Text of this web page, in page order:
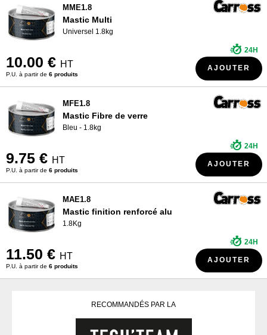
MME1.8
Mastic Multi
Universel 1.8kg
10.00 € HT
P.U. à partir de 6 produits
24H
AJOUTER
MFE1.8
Mastic Fibre de verre
Bleu - 1.8kg
9.75 € HT
P.U. à partir de 6 produits
24H
AJOUTER
MAE1.8
Mastic finition renforcé alu
1.8Kg
11.50 € HT
P.U. à partir de 6 produits
24H
AJOUTER
RECOMMANDÉS PAR LA